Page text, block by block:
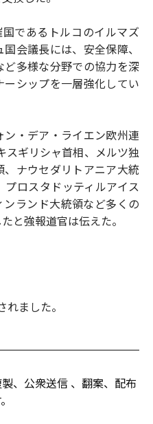
であるトルコのイルマズ
会議長には、安全保障、
多様な分野での協力を深
シップを一層強化してい
・デア・ライエン欧州連
スギリシャ首相、メルツ独
ナウセダリトアニア大統
ロスタドッティルアイス
ランド大統領など多くの
と強報道官は伝えた。
ました。
、公衆送信 、翻案、配布